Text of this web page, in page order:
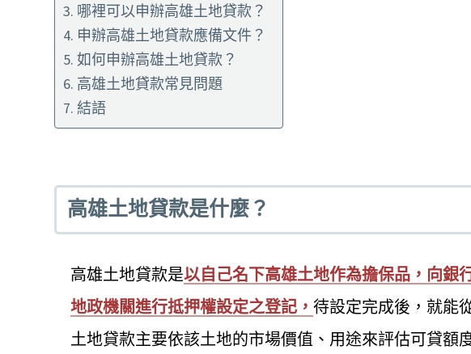
哪裡可以申辦高雄土地貸款？
申辦高雄土地貸款應備文件？
如何申辦高雄土地貸款？
高雄土地貸款常見問題
結語
高雄土地貸款是什麼？
高雄土地貸款是以自己名下高雄土地作為擔保品，向銀
地政機關進行抵押權設定之登記， 待設定完成後，就能
土地貸款主要依該土地的市場價值、用途來評估可貸額